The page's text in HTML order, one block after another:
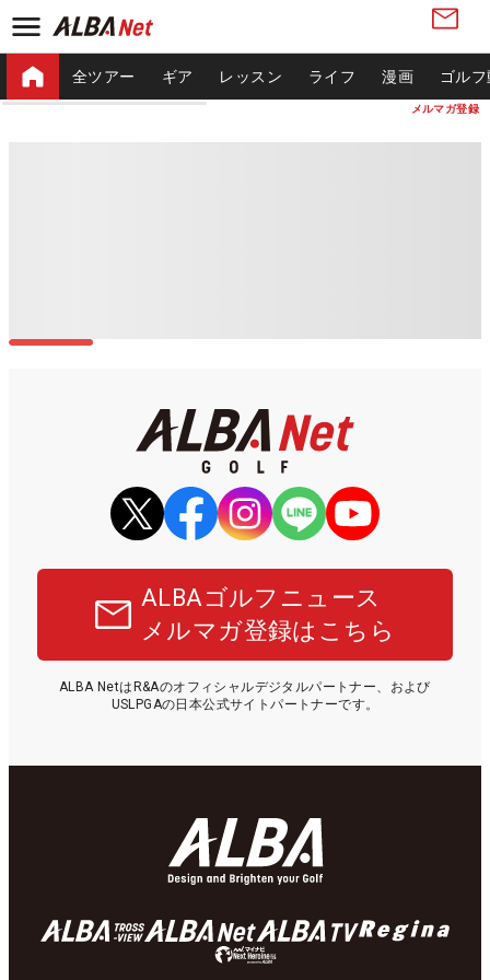
メルマガ登録
全ツアー ギア レッスン ライフ 漫画 ゴル
ALBAゴルフニュース
メルマガ登録はこちら
ALBA NetはR&Aのオフィシャルデジタルパートナー、および
USLPGAの日本公式サイトパートナーです。